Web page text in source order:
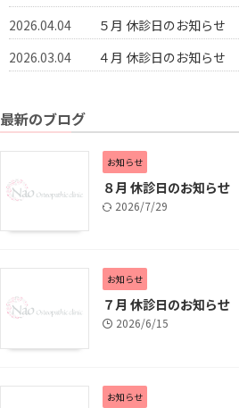
2026.04.04
５月 休診日のお知らせ
2026.03.04
４月 休診日のお知らせ
最新のブログ
お知らせ
８月 休診日のお知らせ
2026/7/29
お知らせ
７月 休診日のお知らせ
2026/6/15
お知らせ